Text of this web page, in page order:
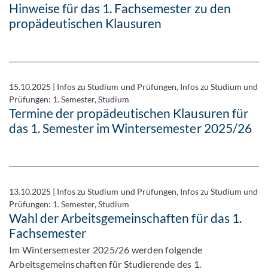
Hinweise für das 1. Fachsemester zu den
propädeutischen Klausuren
15.10.2025 | Infos zu Studium und Prüfungen, Infos zu Studium und
Prüfungen: 1. Semester, Studium
Termine der propädeutischen Klausuren für
das 1. Semester im Wintersemester 2025/26
13.10.2025 | Infos zu Studium und Prüfungen, Infos zu Studium und
Prüfungen: 1. Semester, Studium
Wahl der Arbeitsgemeinschaften für das 1.
Fachsemester
Im Wintersemester 2025/26 werden folgende
Arbeitsgemeinschaften für Studierende des 1.